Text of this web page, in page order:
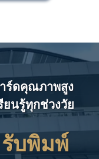
ร์ดคุณภาพสูง
ยนรู้ทุกช่วงวัย
บพิมพ์